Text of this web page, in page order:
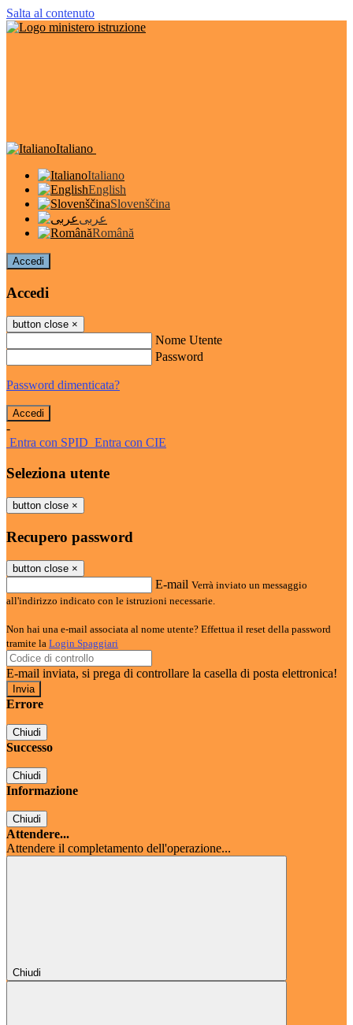
Salta al contenuto
Italiano
Italiano
English
Slovenščina
عربى
Română
Accedi
Accedi
button close ×
Nome Utente
Password
Password dimenticata?
-
Entra con SPID Entra con CIE
Seleziona utente
button close ×
Recupero password
button close ×
E-mail Verrà inviato un messaggio
all'indirizzo indicato con le istruzioni necessarie.
Non hai una e-mail associata al nome utente? Effettua il reset della password
tramite la Login Spaggiari
E-mail inviata, si prega di controllare la casella di posta elettronica!
Errore
Chiudi
Successo
Chiudi
Informazione
Chiudi
Attendere...
Attendere il completamento dell'operazione...
Chiudi